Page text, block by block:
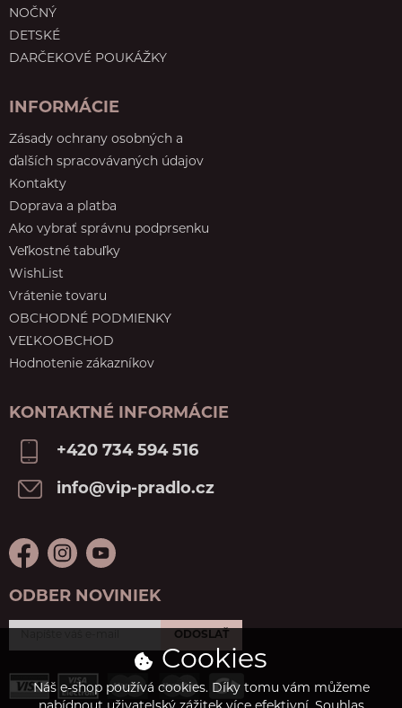
NOČNÝ
DETSKÉ
DARČEKOVÉ POUKÁŽKY
INFORMÁCIE
Zásady ochrany osobných a
ďalších spracovávaných údajov
Kontakty
Doprava a platba
Ako vybrať správnu podprsenku
Veľkostné tabuľky
WishList
Vrátenie tovaru
OBCHODNÉ PODMIENKY
VEĽKOOBCHOD
Hodnotenie zákazníkov
KONTAKTNÉ INFORMÁCIE
+420 734 594 516
info@vip-pradlo.cz
ODBER NOVINIEK
ODOSLAŤ
Cookies
Náš e-shop používá cookies. Díky tomu vám můžeme